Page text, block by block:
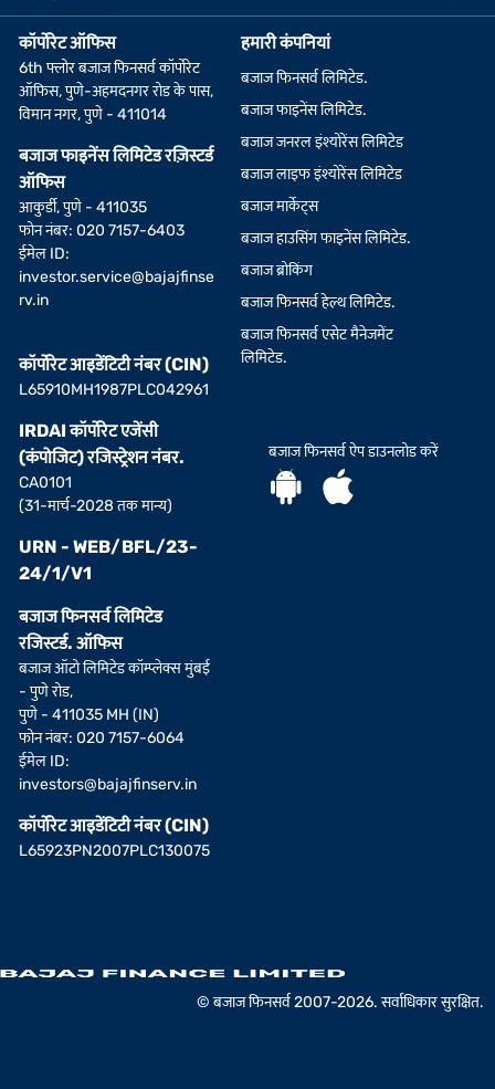
कॉर्पोरेट ऑफिस
6th फ्लोर बजाज फिनसर्व कॉर्पोरेट
ऑफिस, पुणे-अहमदनगर रोड के पास,
विमान नगर, पुणे - 411014
बजाज फाइनेंस लिमिटेड रज़िस्टर्ड
ऑफिस
आकुर्डी, पुणे - 411035
फोन नंबर: 020 7157-6403
ईमेल ID:
investor.service@bajajfinse
rv.in
कॉर्पोरेट आइडेंटिटी नंबर (CIN)
L65910MH1987PLC042961
IRDAI कॉर्पोरेट एजेंसी
(कंपोजिट) रजिस्ट्रेशन नंबर.
CA0101
(31-मार्च-2028 तक मान्य)
URN - WEB/BFL/23-
24/1/V1
बजाज फिनसर्व लिमिटेड
रजिस्टर्ड. ऑफिस
बजाज ऑटो लिमिटेड कॉम्प्लेक्स मुंबई
- पुणे रोड,
पुणे - 411035 MH (IN)
फोन नंबर: 020 7157-6064
ईमेल ID:
investors@bajajfinserv.in
कॉर्पोरेट आइडेंटिटी नंबर (CIN)
L65923PN2007PLC130075
हमारी कंपनियां
बजाज फिनसर्व लिमिटेड.
बजाज फाइनेंस लिमिटेड.
बजाज जनरल इंश्योरेंस लिमिटेड
बजाज लाइफ इंश्योरेंस लिमिटेड
बजाज मार्केट्स
बजाज हाउसिंग फाइनेंस लिमिटेड.
बजाज ब्रोकिंग
बजाज फिनसर्व हेल्थ लिमिटेड.
बजाज फिनसर्व एसेट मैनेजमेंट
लिमिटेड.
बजाज फिनसर्व ऐप डाउनलोड करें
© बजाज फिनसर्व 2007-2026. सर्वाधिकार सुरक्षित.